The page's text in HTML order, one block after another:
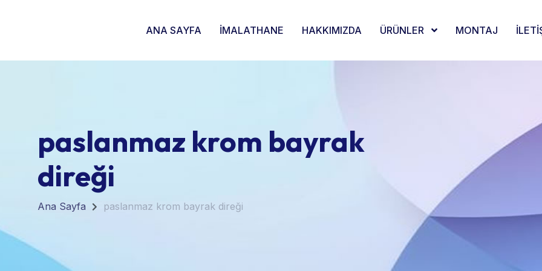
ANA SAYFA İMALATHANE HAKKIMIZDA ÜRÜNLER MONTAJ
paslanmaz krom bayrak
direği
Ana Sayfa paslanmaz krom bayrak direği